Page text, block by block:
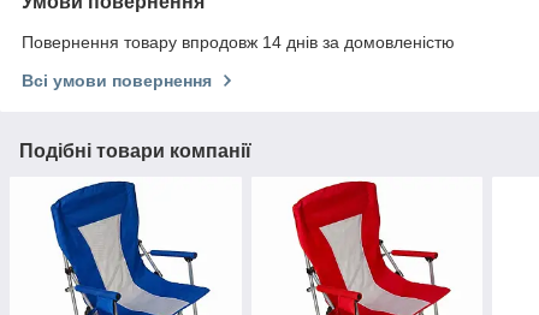
Повернення товару впродовж 14 днів за домовленістю
Всі умови повернення
Подібні товари компанії